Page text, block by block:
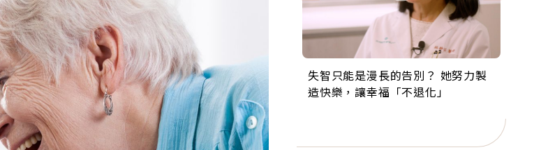
失智只能是漫長的告別？ 她努力製
造快樂，讓幸福「不退化」
來自剛果的巧克力神父 為台灣奉獻
36年 「台灣是我的家，我連作夢都
63歲卸矽谷副總、搬回台灣找快
樂！「蛋黃哥小丑」走進安養院，
104歲打破金氏世界紀錄 成為全球
最年長羽球選手，分享長壽的秘密
事業巔峰他選擇追夢…黑手阿伯拉
小提琴還登上小巨蛋！連CNN都大